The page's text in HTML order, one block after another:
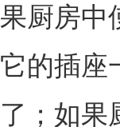
果厨房中
它的插座
了；如果